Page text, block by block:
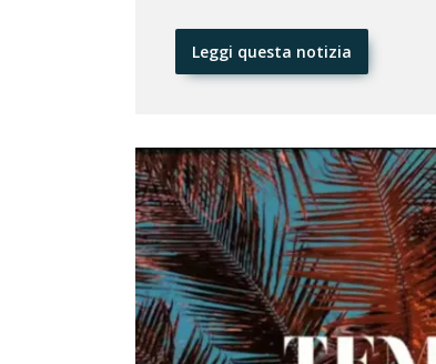
Leggi questa notizia